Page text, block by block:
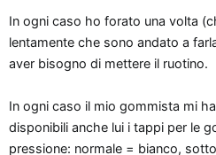
In ogni caso ho forato una volta
lentamente che sono andato a
aver bisogno di mettere il ruotino.
In ogni caso il mio gommista mi
disponibili anche lui i tappi per le
pressione: normale = bianco,